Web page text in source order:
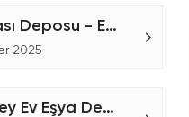
Ev Eşyası Deposu - Eşya Depolama
2025
BOrabey Ev Eşya Depolama